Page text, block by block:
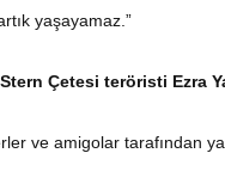
yaşayamaz.”
Çetesi teröristi Ezra
ve amigolar tarafından